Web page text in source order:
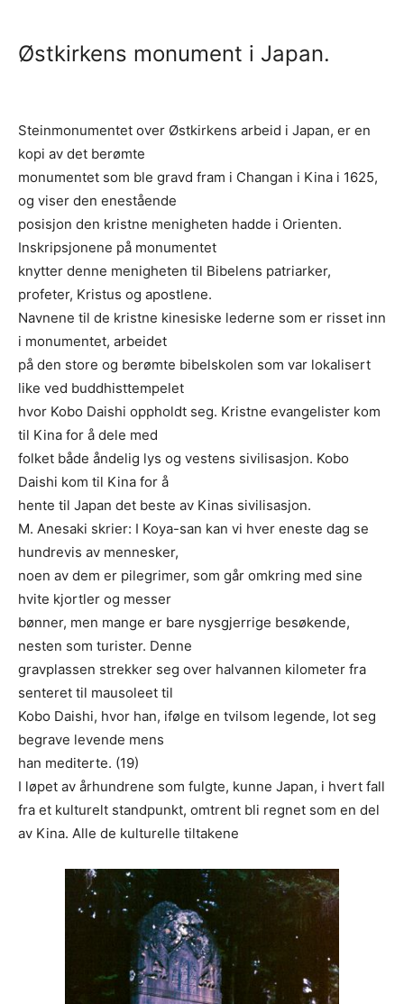
Østkirkens monument i Japan.
Steinmonumentet over Østkirkens arbeid i Japan, er en
kopi av det berømte
monumentet som ble gravd fram i Changan i Kina i 1625,
og viser den enestående
posisjon den kristne menigheten hadde i Orienten.
Inskripsjonene på monumentet
knytter denne menigheten til Bibelens patriarker,
profeter, Kristus og apostlene.
Navnene til de kristne kinesiske lederne som er risset inn
i monumentet, arbeidet
på den store og berømte bibelskolen som var lokalisert
like ved buddhisttempelet
hvor Kobo Daishi oppholdt seg. Kristne evangelister kom
til Kina for å dele med
folket både åndelig lys og vestens sivilisasjon. Kobo
Daishi kom til Kina for å
hente til Japan det beste av Kinas sivilisasjon.
M. Anesaki skrier: I Koya-san kan vi hver eneste dag se
hundrevis av mennesker,
noen av dem er pilegrimer, som går omkring med sine
hvite kjortler og messer
bønner, men mange er bare nysgjerrige besøkende,
nesten som turister. Denne
gravplassen strekker seg over halvannen kilometer fra
senteret til mausoleet til
Kobo Daishi, hvor han, ifølge en tvilsom legende, lot seg
begrave levende mens
han mediterte. (19)
I løpet av århundrene som fulgte, kunne Japan, i hvert fall
fra et kulturelt standpunkt, omtrent bli regnet som en del
av Kina. Alle de kulturelle tiltakene